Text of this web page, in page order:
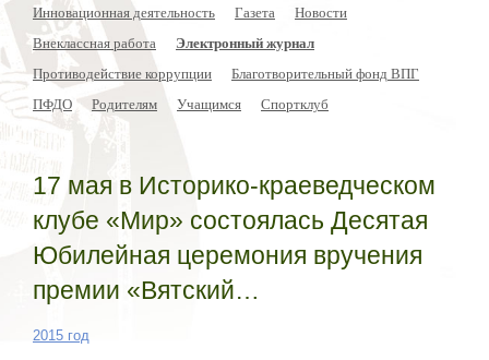
Инновационная деятельность
Газета
Новости
Внеклассная работа
Электронный журнал
Противодействие коррупции
Благотворительный фонд ВПГ
ПФДО
Родителям Учащимся Спортклуб
17 мая в Историко-краеведческом
клубе «Мир» состоялась Десятая
Юбилейная церемония вручения
премии «Вятский…
2015 год